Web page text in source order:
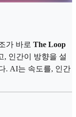
가 바로 The Loop
, 인간이 방향을 설
. AI는 속도를, 인간